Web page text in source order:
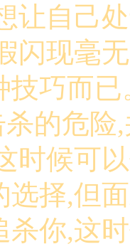
让自己
闪现毫
技巧而已
的危
时候可
选择,但
杀你,这